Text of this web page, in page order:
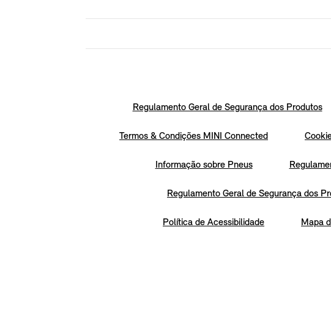
Regulamento Geral de Segurança dos Produtos
Termos & Condições MINI Connected
Informação sobre Pneus
Regulamento Geral de Segurança dos
Política de Acessibilidade Mapa